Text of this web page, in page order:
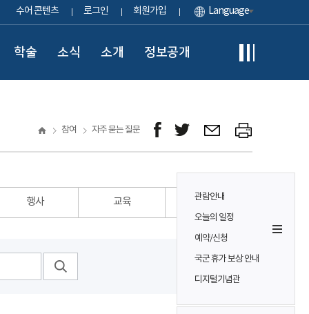
수어 콘텐츠 로그인 회원가입 Language
학술 소식 소개 정보공개
관람안내
오늘의 일정
예약/신청
국군 휴가 보상 안내
디지털기념관
참여 자주 묻는 질문
행사 교육 기타